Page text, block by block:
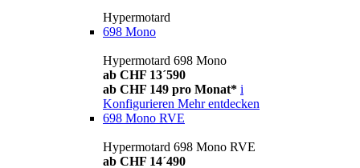
Hypermotard
698 Mono
Hypermotard 698 Mono
ab CHF 13´590
ab CHF 149 pro Monat* i
Konfigurieren Mehr entdecken
698 Mono RVE
Hypermotard 698 Mono RVE
ab CHF 14´490